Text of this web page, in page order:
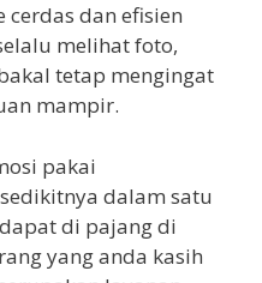
dan efisien
melihat foto,
tetap mengingat
mampir.
pakai
dalam satu
di pajang di
yang anda kasih